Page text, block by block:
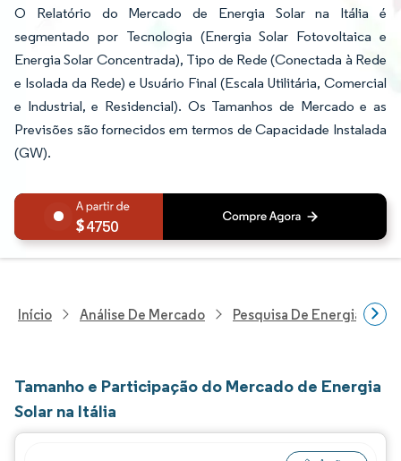
O Relatório do Mercado de Energia Solar na Itália é
segmentado por Tecnologia (Energia Solar Fotovoltaica e
Energia Solar Concentrada), Tipo de Rede (Conectada à Rede
e Isolada da Rede) e Usuário Final (Escala Utilitária, Comercial
e Industrial, e Residencial). Os Tamanhos de Mercado e as
Previsões são fornecidos em termos de Capacidade Instalada
(GW).
4750
Início Análise De Mercado Pesquisa De Energia E
Tamanho e Participação do Mercado de Energia
Solar na Itália